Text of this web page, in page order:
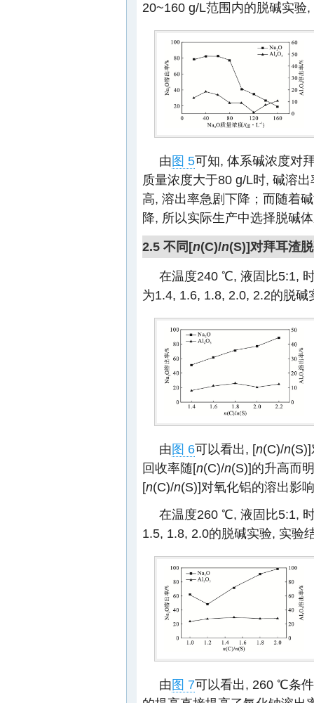
20~160 g/L范围内的脱碱实验
由图 5可知, 体系碱浓度对
质量浓度大于80 g/L时, 碱溶
高, 溶出率急剧下降；而随着
降, 所以实际生产中选择脱碱
2.5 不同[n(C)/n(S)]对拜耳渣
在温度240 ℃, 液固比5:1,
为1.4, 1.6, 1.8, 2.0, 2.2的脱碱
由图 6可以看出, [n(C)/n
回收率随[n(C)/n(S)]的升高而
[n(C)/n(S)]对氧化铝的溶出影
在温度260 ℃, 液固比5:1,
1.5, 1.8, 2.0的脱碱实验, 实验
由图 7可以看出, 260 ℃条